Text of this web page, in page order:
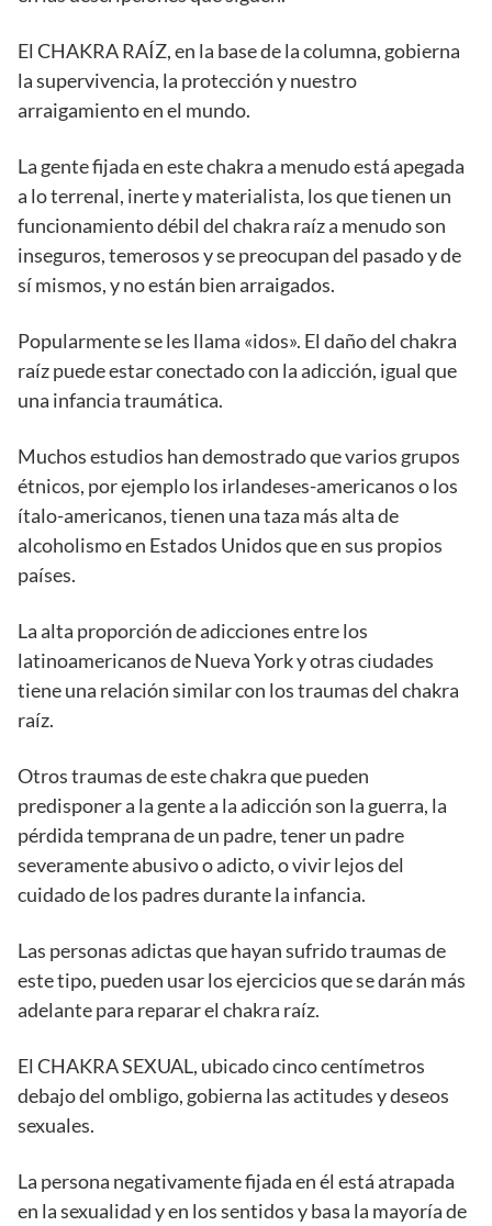
El CHAKRA RAÍZ, en la base de la columna, gobierna
la supervivencia, la protección y nuestro
arraigamiento en el mundo.
La gente fijada en este chakra a menudo está apegada
a lo terrenal, inerte y materialista, los que tienen un
funcionamiento débil del chakra raíz a menudo son
inseguros, temerosos y se preocupan del pasado y de
sí mismos, y no están bien arraigados.
Popularmente se les llama «idos». El daño del chakra
raíz puede estar conectado con la adicción, igual que
una infancia traumática.
Muchos estudios han demostrado que varios grupos
étnicos, por ejemplo los irlandeses-americanos o los
ítalo-americanos, tienen una taza más alta de
alcoholismo en Estados Unidos que en sus propios
países.
La alta proporción de adicciones entre los
latinoamericanos de Nueva York y otras ciudades
tiene una relación similar con los traumas del chakra
raíz.
Otros traumas de este chakra que pueden
predisponer a la gente a la adicción son la guerra, la
pérdida temprana de un padre, tener un padre
severamente abusivo o adicto, o vivir lejos del
cuidado de los padres durante la infancia.
Las personas adictas que hayan sufrido traumas de
este tipo, pueden usar los ejercicios que se darán más
adelante para reparar el chakra raíz.
El CHAKRA SEXUAL, ubicado cinco centímetros
debajo del ombligo, gobierna las actitudes y deseos
sexuales.
La persona negativamente fijada en él está atrapada
en la sexualidad y en los sentidos y basa la mayoría de